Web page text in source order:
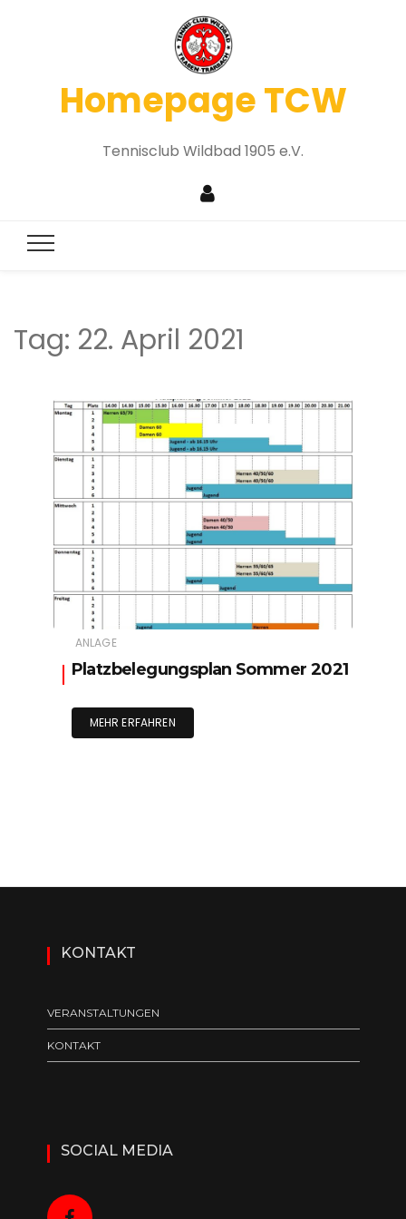
Homepage TCW
Tennisclub Wildbad 1905 e.V.
Tag: 22. April 2021
ANLAGE
Platzbelegungsplan Sommer 2021
MEHR ERFAHREN
KONTAKT
VERANSTALTUNGEN
KONTAKT
SOCIAL MEDIA